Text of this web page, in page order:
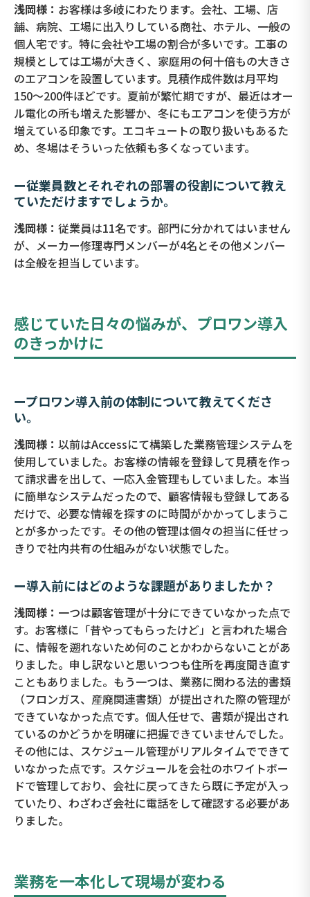
浅岡様： お客様は多岐にわたります。会社、工場、店
舗、病院、工場に出入りしている商社、ホテル、一般の
個人宅です。特に会社や工場の割合が多いです。工事の
規模としては工場が大きく、家庭用の何十倍もの大きさ
のエアコンを設置しています。見積作成件数は月平均
150〜200件ほどです。夏前が繁忙期ですが、最近はオー
ル電化の所も増えた影響か、冬にもエアコンを使う方が
増えている印象です。エコキュートの取り扱いもあるた
め、冬場はそういった依頼も多くなっています。
ー従業員数とそれぞれの部署の役割について教え
ていただけますでしょうか。
浅岡様： 従業員は11名です。部門に分かれてはいません
が、メーカー修理専門メンバーが4名とその他メンバー
は全般を担当しています。
感じていた日々の悩みが、プロワン導入
のきっかけに
ープロワン導入前の体制について教えてくださ
い。
浅岡様： 以前はAccessにて構築した業務管理システムを
使用していました。お客様の情報を登録して見積を作っ
て請求書を出して、一応入金管理もしていました。本当
に簡単なシステムだったので、顧客情報も登録してある
だけで、必要な情報を探すのに時間がかかってしまうこ
とが多かったです。その他の管理は個々の担当に任せっ
きりで社内共有の仕組みがない状態でした。
ー導入前にはどのような課題がありましたか？
浅岡様： 一つは顧客管理が十分にできていなかった点で
す。お客様に「昔やってもらったけど」と言われた場合
に、情報を遡れないため何のことかわからないことがあ
りました。申し訳ないと思いつつも住所を再度聞き直す
こともありました。もう一つは、業務に関わる法的書類
（フロンガス、産廃関連書類）が提出された際の管理が
できていなかった点です。個人任せで、書類が提出され
ているのかどうかを明確に把握できていませんでした。
その他には、スケジュール管理がリアルタイムでできて
いなかった点です。スケジュールを会社のホワイトボー
ドで管理しており、会社に戻ってきたら既に予定が入っ
ていたり、わざわざ会社に電話をして確認する必要があ
りました。
業務を一本化して現場が変わる